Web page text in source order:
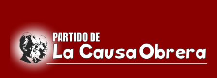
contenido